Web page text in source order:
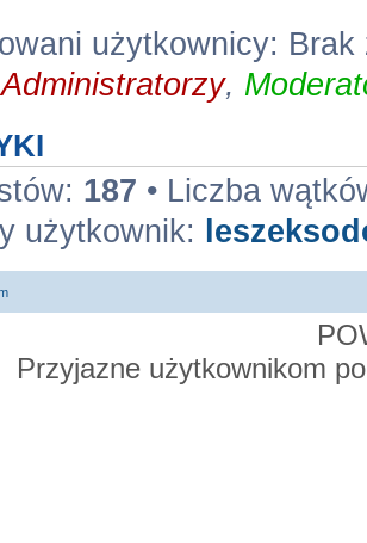
użytkownicy:
Administratorzy,
187 • Liczba
użytkownik:
Przyjazne użytkownikom